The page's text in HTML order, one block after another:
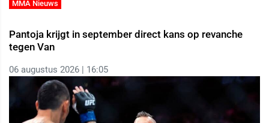
MMA Nieuws
Pantoja krijgt in september direct kans op revanche
tegen Van
06 augustus 2026 | 16:05